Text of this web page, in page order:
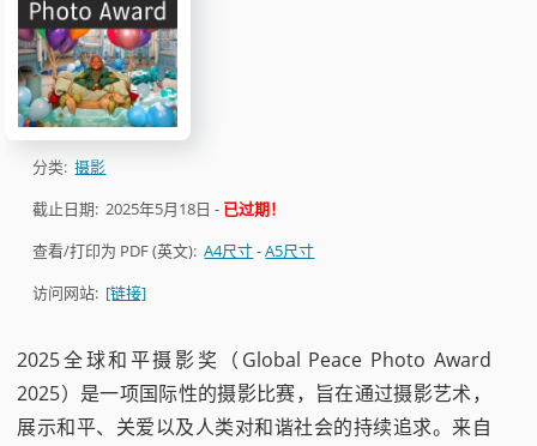
分类:摄影
截止日期:2025年5月18日 - 已过期！
查看/打印为 PDF (英文):A4尺寸-A5尺寸
访问网站: [链接]
2025全球和平摄影奖（Global Peace Photo Award
2025）是一项国际性的摄影比赛，旨在通过摄影艺术，
展示和平、关爱以及人类对和谐社会的持续追求。来自